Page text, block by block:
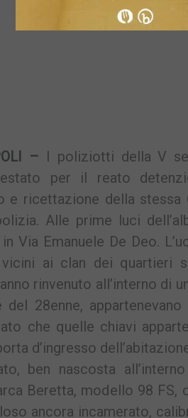
– I poliziotti della V
per il reato
ricettazione della stessa
Alle prime luci
Via Emanuele De Deo.
ai clan dei quartieri
rinvenuto all’interno di
28enne,
che quelle chiavi
d’ingresso
ben nascosta
Beretta, modello 98 FS,
ancora incamerato,